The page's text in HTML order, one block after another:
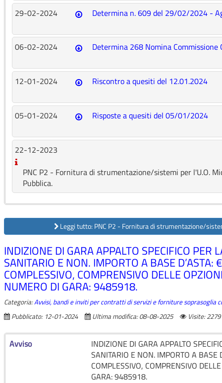
29-02-2024 Determina n. 609 del 29/02/2024 -
06-02-2024 Determina 268 Nomina Commissione
12-01-2024 Riscontro a quesiti del 12.01.2024
05-01-2024 Risposte a quesiti del 05/01/2024
22-12-2023
PNC P2 - Fornitura di strumentazione/sistemi per l'U.O.
Pubblica.
Leggi tutto: PNC P2 - Fornitura di strumentazione/
INDIZIONE DI GARA APPALTO SPECIFICO PER
SANITARIO E NON. IMPORTO A BASE
COMPLESSIVO, COMPRENSIVO DELLE
NUMERO DI GARA: 9485918.
Categoria:Avvisi, bandi e inviti per contratti di servizi e forniture soprasoglia
Pubblicato: 12-01-2024
Ultima modifica: 08-08-2025 Visite: 2279
Avviso
INDIZIONE DI GARA APPALTO
SANITARIO E NON. IMPORTO A
COMPLESSIVO, COMPRENSIVO
GARA: 9485918.